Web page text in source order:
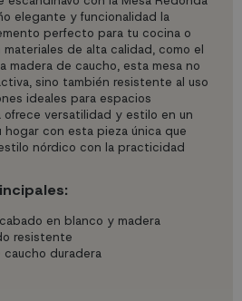
elegante y funcionalidad la
perfecto para tu cocina o
de alta calidad, como el
madera de caucho, esta mesa no
sino también resistente al uso
ideales para espacios
ofrece versatilidad y estilo en un
hogar con esta pieza única que
nórdico con la practicidad
en blanco y madera
resistente
caucho duradera